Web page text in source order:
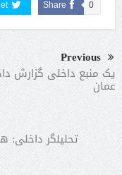
Share 0
Previous
یک منبع داخلی گزارش
عمان
تحلیلگر